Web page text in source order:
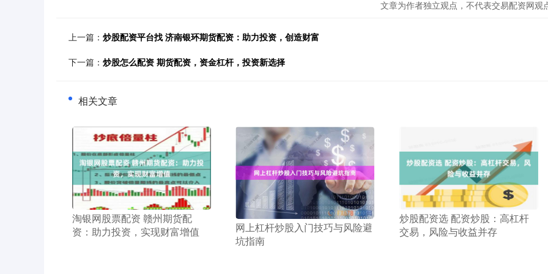
文章为作者独立观点，不代表交易配资网观
上一篇： 炒股配资平台找 济南银环期货配资：助力投资，创造财富
下一篇： 炒股怎么配资 期货配资，资金杠杆，投资新选择
相关文章
​淘银网股票配资 赣州期货配
资：助力投资，实现财富增值
​网上杠杆炒股入门技巧与风险避
坑指南
​炒股配资选 配资炒股：高杠杆
交易，风险与收益并存